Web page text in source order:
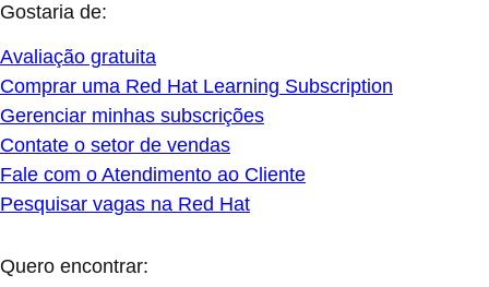
Gostaria de:
Avaliação gratuita
Comprar uma Red Hat Learning Subscription
Gerenciar minhas subscrições
Contate o setor de vendas
Fale com o Atendimento ao Cliente
Pesquisar vagas na Red Hat
Quero encontrar: